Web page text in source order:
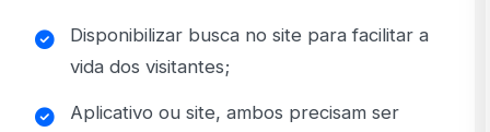
Disponibilizar busca no site para facilitar a
vida dos visitantes;
Aplicativo ou site, ambos precisam ser